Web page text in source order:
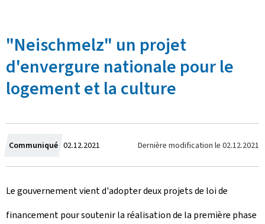
l"Neischmelz" un projet
d'envergure nationale pour le
logement et la culture
Communiqué C
r
é
e
02.12.2021 Dernière modification le 02.12.2021
Le gouvernement vient d'adopter deux projets de loi de
financement pour soutenir la réalisation de la première phase